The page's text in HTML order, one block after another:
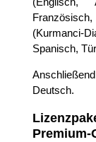
(Kurmanci-
Spanisch,
Deutsch.
Premium-